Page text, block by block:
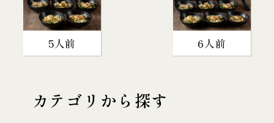
5人前 6人前
カテゴリから探す